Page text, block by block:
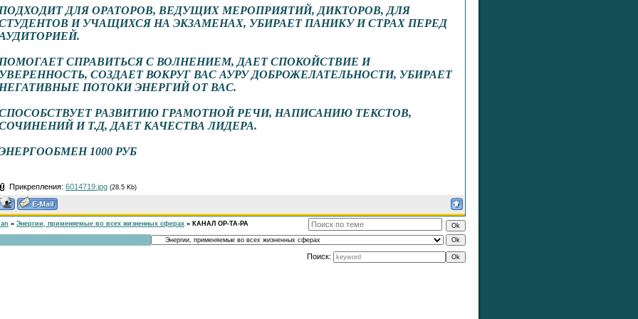
ПОДХОДИТ ДЛЯ ОРАТОРОВ, ВЕДУЩИХ МЕРОПРИЯТИЙ, ДИКТОРОВ, ДЛЯ
И УЧАЩИХСЯ НА ЭКЗАМЕНАХ, УБИРАЕТ ПАНИКУ И СТРАХ ПЕРЕД
ПОМОГАЕТ СПРАВИТЬСЯ С ВОЛНЕНИЕМ, ДАЕТ СПОКОЙСТВИЕ И
УВЕРЕННОСТЬ, СОЗДАЕТ ВОКРУГ ВАС АУРУ ДОБРОЖЕЛАТЕЛЬНОСТИ, УБИРАЕТ
НЕГАТИВНЫЕ ПОТОКИ ЭНЕРГИЙ ОТ ВАС.
РАЗВИТИЮ ГРАМОТНОЙ РЕЧИ, НАПИСАНИЮ ТЕКСТОВ,
И Т.Д, ДАЕТ КАЧЕСТВА ЛИДЕРА.
1000 РУБ
Прикрепления: 6014719.jpg (28.5 Kb)
» Энергии, применяемые во всех жизненных сферах » КАНАЛ ОР-ТА-РА
Поиск: